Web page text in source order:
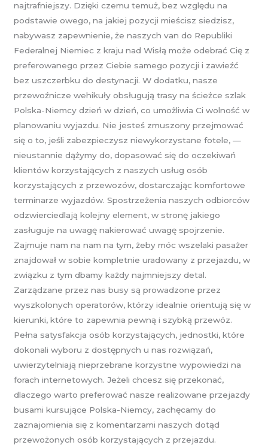
najtrafniejszy. Dzięki czemu temuż, bez względu na
podstawie owego, na jakiej pozycji mieścisz siedzisz,
nabywasz zapewnienie, że naszych van do Republiki
Federalnej Niemiec z kraju nad Wisłą może odebrać Cię z
preferowanego przez Ciebie samego pozycji i zawieźć
bez uszczerbku do destynacji. W dodatku, nasze
przewoźnicze wehikuły obsługują trasy na ścieżce szlak
Polska-Niemcy dzień w dzień, co umożliwia Ci wolność w
planowaniu wyjazdu. Nie jesteś zmuszony przejmować
się o to, jeśli zabezpieczysz niewykorzystane fotele, —
nieustannie dążymy do, dopasować się do oczekiwań
klientów korzystających z naszych usług osób
korzystających z przewozów, dostarczając komfortowe
terminarze wyjazdów. Spostrzeżenia naszych odbiorców
odzwierciedlają kolejny element, w stronę jakiego
zasługuje na uwagę nakierować uwagę spojrzenie.
Zajmuje nam na nam na tym, żeby móc wszelaki pasażer
znajdował w sobie kompletnie uradowany z przejazdu, w
związku z tym dbamy każdy najmniejszy detal.
Zarządzane przez nas busy są prowadzone przez
wyszkolonych operatorów, którzy idealnie orientują się w
kierunki, które to zapewnia pewną i szybką przewóz.
Pełna satysfakcja osób korzystających, jednostki, które
dokonali wyboru z dostępnych u nas rozwiązań,
uwierzytelniają nieprzebrane korzystne wypowiedzi na
forach internetowych. Jeżeli chcesz się przekonać,
dlaczego warto preferować nasze realizowane przejazdy
busami kursujące Polska-Niemcy, zachęcamy do
zaznajomienia się z komentarzami naszych dotąd
przewożonych osób korzystających z przejazdu.